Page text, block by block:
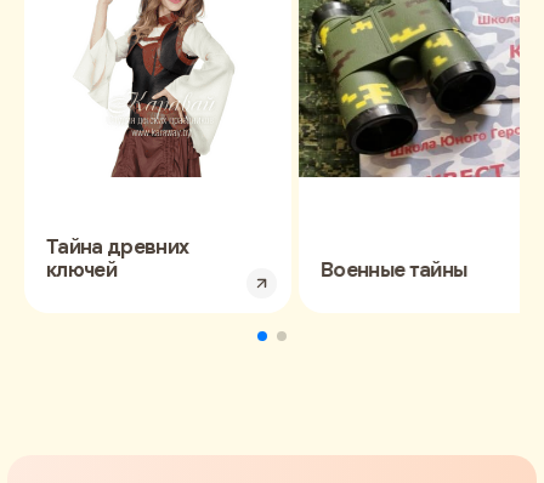
Тайна древних
ключей
Военные тайны